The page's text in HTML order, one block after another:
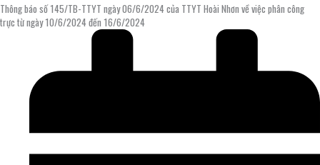
Thông báo số 145/TB-TTYT ngày 06/6/2024 của TTYT Hoài Nhơn về việc phân công
trực từ ngày 10/6/2024 đến 16/6/2024